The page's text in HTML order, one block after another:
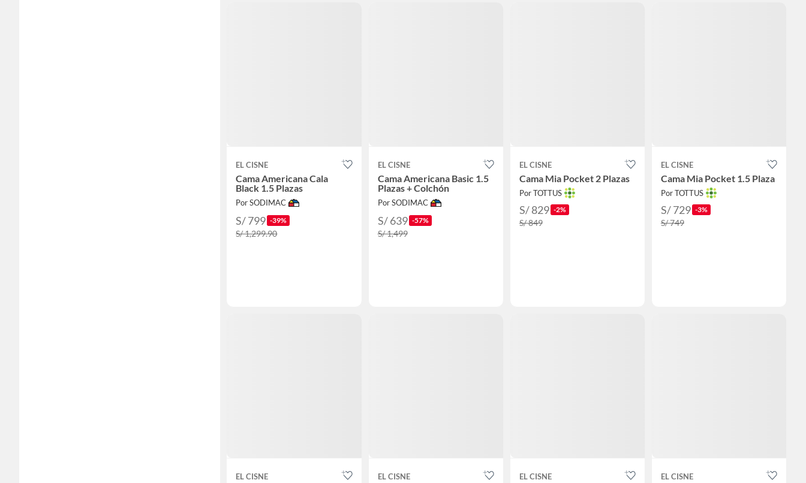
EL CISNE
Cama Americana Cala
Black 1.5 Plazas
Por SODIMAC
S/ 799 -39%
S/ 1,299.90
EL CISNE
Cama Americana Basic 1.5
Plazas + Colchón
Por SODIMAC
S/ 639 -57%
S/ 1,499
EL CISNE
Cama Mia Pocket 2 Plazas
Por TOTTUS
S/ 829 -2%
S/ 849
EL CISNE
Cama Mia Pocket 1.5 Plaza
Por TOTTUS
S/ 729 -3%
S/ 749
EL CISNE EL CISNE EL CISNE EL CISNE